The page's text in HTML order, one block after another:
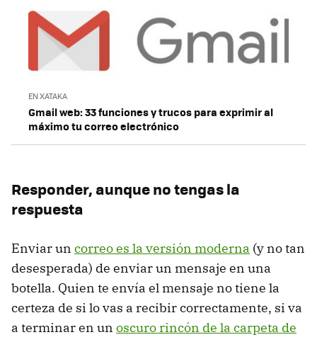
EN XATAKA
Gmail web: 33 funciones y trucos para exprimir al
máximo tu correo electrónico
Responder, aunque no tengas la
respuesta
Enviar un correo es la versión moderna (y no tan
desesperada) de enviar un mensaje en una
botella. Quien te envía el mensaje no tiene la
certeza de si lo vas a recibir correctamente, si va
a terminar en un oscuro rincón de la carpeta de